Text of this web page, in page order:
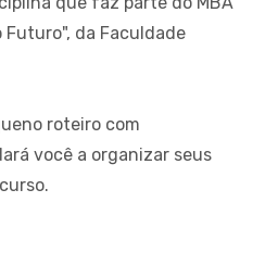
Futuro", da Faculdade
roteiro com
você a organizar seus